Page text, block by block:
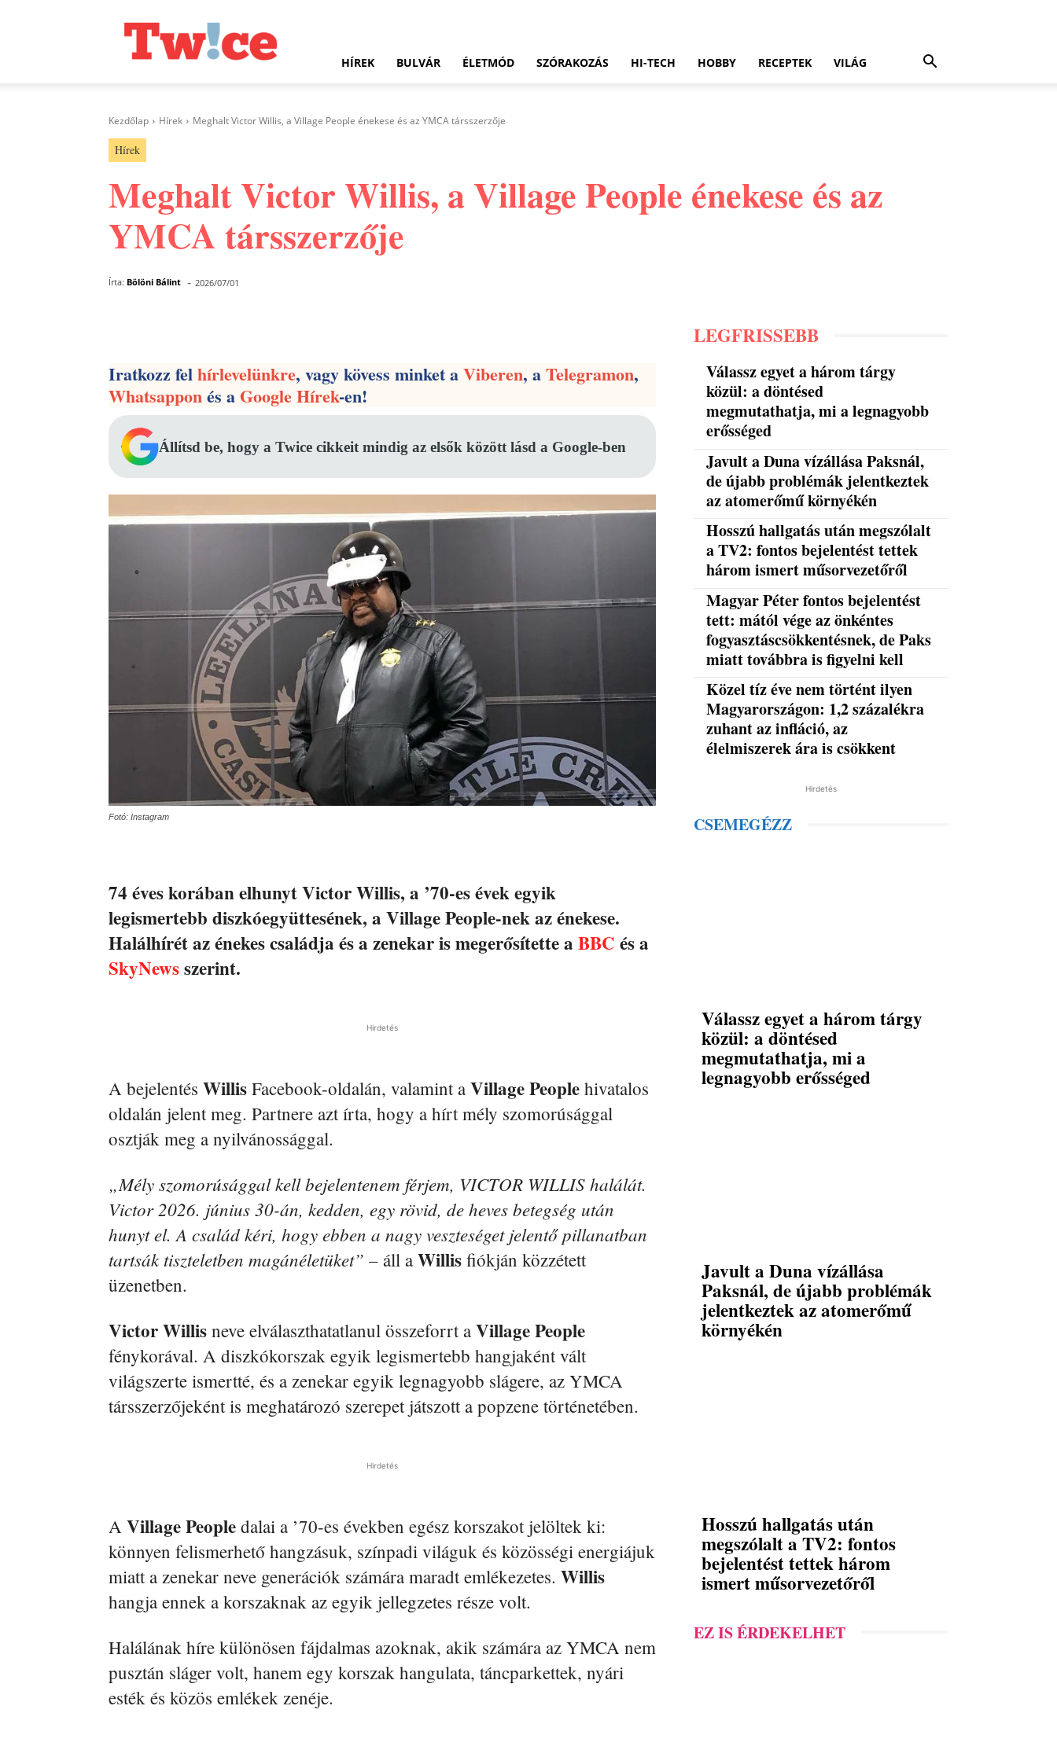
HÍREK BULVÁR ÉLETMÓD SZÓRAKOZÁS HI-TECH HOBBY RECEPTEK VILÁG
Kezdőlap Hírek Meghalt Victor Willis, a Village People énekese és az YMCA társszerzője
Hírek
Meghalt Victor Willis, a Village People énekese és az
YMCA társszerzője
Írta: Bölöni Bálint - 2026/07/01
Iratkozz felhírlevelünkre, vagy kövess minket aViberen, aTelegramon,
Whatsapponés aGoogle Hírek-en!
Állítsd be, hogy a Twice cikkeit mindig az elsők között lásd a Google-ben
Fotó: Instagram
74 éves korában elhunyt Victor Willis, a ’70-es évek egyik
legismertebb diszkóegyüttesének, a Village People-nek az énekese.
Halálhírét az énekes családja és a zenekar is megerősítette a BBC és a
SkyNewsszerint.
Hirdetés
A bejelentés Willis Facebook-oldalán, valamint a Village People hivatalos
oldalán jelent meg. Partnere azt írta, hogy a hírt mély szomorúsággal
osztják meg a nyilvánossággal.
„Mély szomorúsággal kell bejelentenem férjem, VICTOR WILLIS halálát.
Victor 2026. június 30-án, kedden, egy rövid, de heves betegség után
hunyt el. A család kéri, hogy ebben a nagy veszteséget jelentő pillanatban
tartsák tiszteletben magánéletüket” – áll a Willis fiókján közzétett
üzenetben.
Victor Willis neve elválaszthatatlanul összeforrt a Village People
fénykorával. A diszkókorszak egyik legismertebb hangjaként vált
világszerte ismertté, és a zenekar egyik legnagyobb slágere, az YMCA
társszerzőjeként is meghatározó szerepet játszott a popzene történetében.
Hirdetés
A Village People dalai a ’70-es években egész korszakot jelöltek ki:
könnyen felismerhető hangzásuk, színpadi világuk és közösségi energiájuk
miatt a zenekar neve generációk számára maradt emlékezetes. Willis
hangja ennek a korszaknak az egyik jellegzetes része volt.
Halálának híre különösen fájdalmas azoknak, akik számára az YMCA nem
pusztán sláger volt, hanem egy korszak hangulata, táncparkettek, nyári
esték és közös emlékek zenéje.
LEGFRISSEBB
Válassz egyet a három tárgy
közül: a döntésed
megmutathatja, mi a legnagyobb
erősséged
Javult a Duna vízállása Paksnál,
de újabb problémák jelentkeztek
az atomerőmű környékén
Hosszú hallgatás után megszólalt
a TV2: fontos bejelentést tettek
három ismert műsorvezetőről
Magyar Péter fontos bejelentést
tett: mától vége az önkéntes
fogyasztáscsökkentésnek, de Paks
miatt továbbra is figyelni kell
Közel tíz éve nem történt ilyen
Magyarországon: 1,2 százalékra
zuhant az infláció, az
élelmiszerek ára is csökkent
Hirdetés
CSEMEGÉZZ
Válassz egyet a három tárgy
közül: a döntésed
megmutathatja, mi a
legnagyobb erősséged
Javult a Duna vízállása
Paksnál, de újabb problémák
jelentkeztek az atomerőmű
környékén
Hosszú hallgatás után
megszólalt a TV2: fontos
bejelentést tettek három
ismert műsorvezetőről
EZ IS ÉRDEKELHET